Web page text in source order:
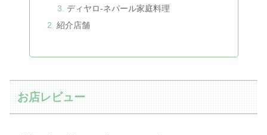
ディヤロ-ネパール家庭料理
紹介店舗
お店レビュー